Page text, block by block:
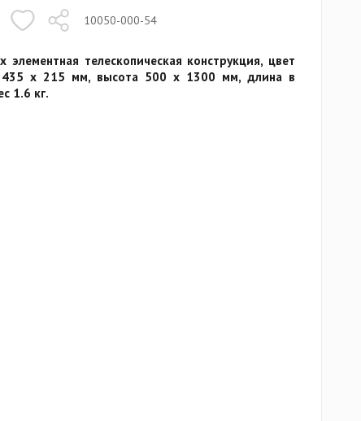
10050-000-54
телескопическая конструкция, цвет
435 x 215 мм, высота 500 х 1300 мм, длина в
1.6 кг.